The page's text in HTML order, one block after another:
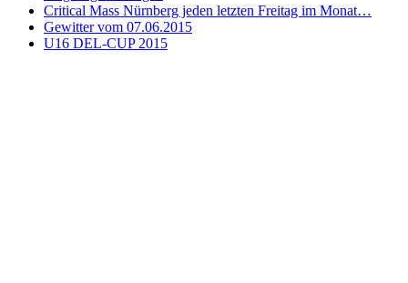
Critical Mass Nürnberg jeden letzten Freitag im Monat…
Gewitter vom 07.06.2015
U16 DEL-CUP 2015